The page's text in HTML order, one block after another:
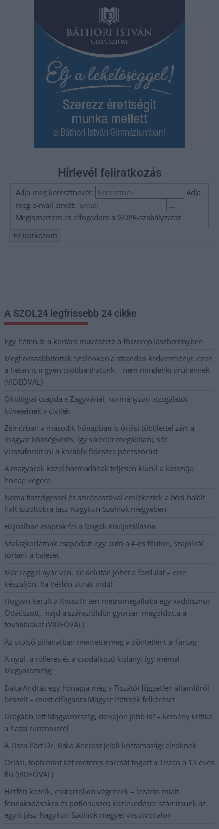
Hírlevél feliratkozás
Adja meg keresztnevét:
Adja
meg e-mail címét:
Megismertem és elfogadom a GDPR-szabályzatot
A SZOL24 legfrissebb 24 cikke
Egy héten át a kortárs művészeté a főszerep Jászberényben
Meghosszabbították Szolnokon a strandos kedvezményt, ezen
a héten is ingyen csobbanhatunk – nem mindenki örül ennek
(VIDEÓVAL)
Ökológiai csapda a Zagyvánál, kormányzati vizsgálatot
követelnek a civilek
Zsinórban a második hónapban is óriási többlettel zárt a
magyar költségvetés, így sikerült megállítani, sőt
visszafordítani a korábbi fideszes pénzszórást
A magyarok közel harmadának teljesen kiürül a kasszája
hónap végére
Néma tisztelgéssel és szirénaszóval emlékeztek a hősi halált
halt tűzoltókra Jász-Nagykun-Szolnok megyében
Hajnalban csaptak fel a lángok Kisújszálláson
Szalagkorlátnak csapódott egy autó a 4-es főúton, Szajolnál
történt a baleset
Már reggel nyár van, de délután jöhet a fordulat – erre
készüljön, ha hétfőn útnak indul
Hogyan került a Kossuth téri metrómegállóba egy vaddisznó?
Odaúszott, majd a szárazföldön gyorsan megoldotta a
továbbiakat (VIDEÓVAL)
Az utolsó pillanatban mentette meg a döntetlent a Karcag
A nyúl, a rolleres és a csodálkozó kislány: így mémel
Magyarország
Baka András egy hónapja még a Tiszától független államfőről
beszélt – most elfogadta Magyar Péterék felkérését
Drágább lett Magyarország, de vajon jobb is? – kemény kritika
a hazai turizmusról
A Tisza Párt Dr. Baka Andrást jelöli köztársasági elnöknek
Óriási, több mint két méteres harcsát fogott a Tiszán a 13 éves
fiú (VIDEÓVAL)
Hétfőn kezdik, csütörtökön végeznek – lezárás miatt
fennakadásokra és pótlóbuszos közlekedésre számítsunk az
egyik Jász-Nagykun-Szolnok megyei vasútvonalon